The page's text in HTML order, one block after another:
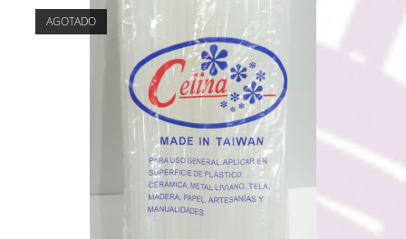
AGOTADO